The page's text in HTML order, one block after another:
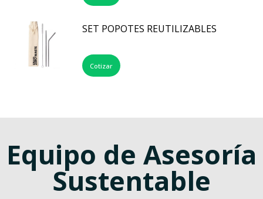
SET POPOTES REUTILIZABLES
Cotizar
Equipo de Asesoría
Sustentable